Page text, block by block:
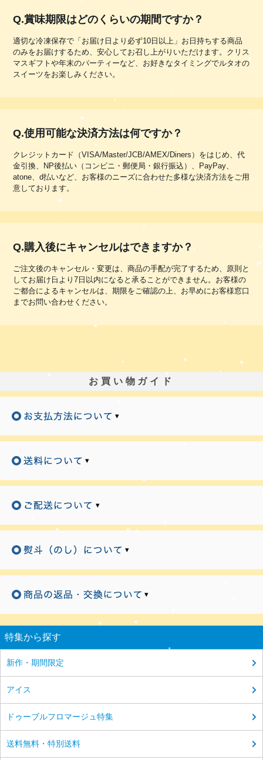
Q.賞味期限はどのくらいの期間ですか？
適切な冷凍保存で「お届け日より必ず10日以上」お日持ちする商品
のみをお届けするため、安心してお召し上がりいただけます。クリス
マスギフトや年末のパーティーなど、お好きなタイミングでルタオの
スイーツをお楽しみください。
Q.使用可能な決済方法は何ですか？
クレジットカード（VISA/Master/JCB/AMEX/Diners）をはじめ、代
金引換、NP後払い（コンビニ・郵便局・銀行振込）、PayPay、
atone、d払いなど、お客様のニーズに合わせた多様な決済方法をご用
意しております。
Q.購入後にキャンセルはできますか？
ご注文後のキャンセル・変更は、商品の手配が完了するため、原則と
してお届け日より7日以内になると承ることができません。お客様の
ご都合によるキャンセルは、期限をご確認の上、お早めにお客様窓口
までお問い合わせください。
お買い物ガイド
▾
▾
▾
▾
▾
特集から探す
新作・期間限定
アイス
ドゥーブルフロマージュ特集
送料無料・特別送料